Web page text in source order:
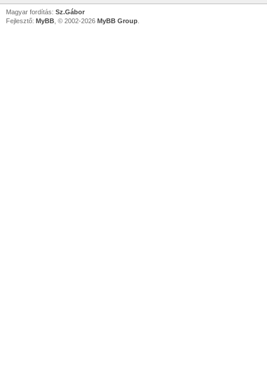
Magyar fordítás: Sz.Gábor
Fejlesztő: MyBB , © 2002-2026 MyBB Group